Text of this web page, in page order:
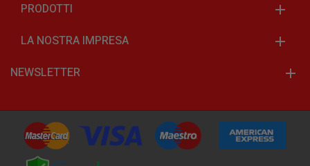
PRODOTTI
LA NOSTRA IMPRESA
NEWSLETTER